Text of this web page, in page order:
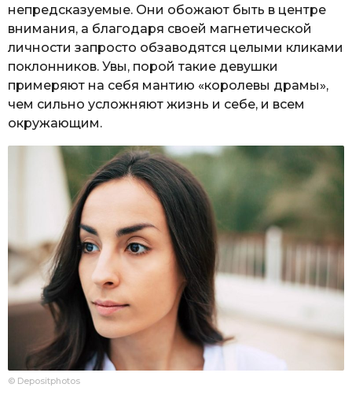
непредсказуемые. Они обожают быть в центре
внимания, а благодаря своей магнетической
личности запросто обзаводятся целыми кликами
поклонников. Увы, порой такие девушки
примеряют на себя мантию «королевы драмы»,
чем сильно усложняют жизнь и себе, и всем
окружающим.
© Depositphotos